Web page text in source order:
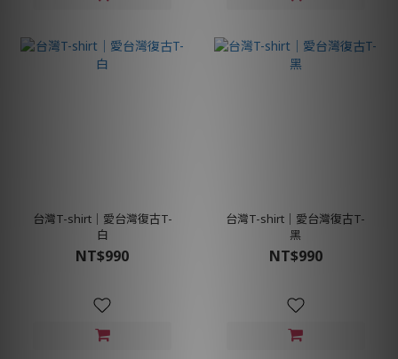
台灣T-shirt│愛台灣復古T-
白
NT$990
台灣T-shirt│愛台灣復古T-
黑
NT$990